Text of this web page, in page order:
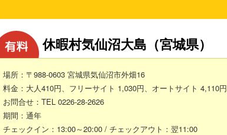
休暇村気仙沼大島 （宮城県）
場所：〒988-0603 宮城県気仙沼市外畑16
料金：大人410円、フリーサイト 1,030円、オートサイト 4,110円
お問合せ：TEL 0226-28-2626
期間：通年
チェックイン：13:00～20:00 / チェックアウト：翌11:00